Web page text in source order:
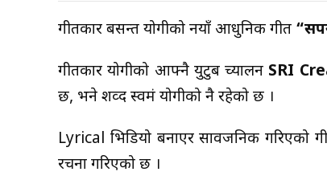
गीतकार बसन्त योगीको नयाँ आधुनिक गीत
गीतकार योगीको आफ्नै युटुब च्यालन SRI
छ, भने शव्द स्वमं योगीको नै रहेको छ ।
Lyrical भिडियो बनाएर सार्वजनिक
रचना गरिएको छ ।